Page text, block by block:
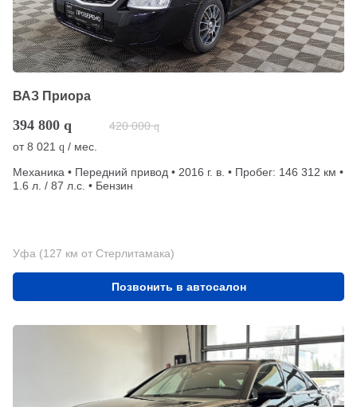
ВАЗ Приора
394 800 q 420 000 q
от8 021 q / мес.
Механика • Передний привод • 2016 г. в. • Пробег: 146 312 км •
1.6 л. / 87 л.с. • Бензин
Уфа (127 км от Стерлитамака)
Позвонить в автосалон